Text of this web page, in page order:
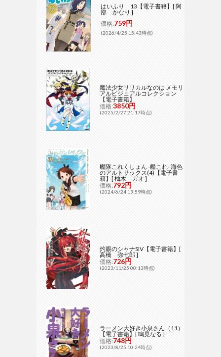
はいふり 13【電子書籍】[ 阿
部 かなり ]
価格:759円
(2026/4/25 15:43時点)
魔法少女リリカルなのは メモリ
アルビジュアルコレクション
【電子書籍】
価格:3850円
(2025/2/27 21:17時点)
艦隊これくしょん -艦これ- 海色
のアルトサックス(4)【電子書
籍】[ 柚木 ガオ ]
価格:792円
(2024/6/24 19:59時点)
灼眼のシャナSIV【電子書籍】[
高橋 弥七郎 ]
価格:726円
(2023/11/25 00:13時点)
ラーメン大好き小泉さん（11）
【電子書籍】[ 鳴見なる ]
価格:748円
(2023/8/25 10:24時点)